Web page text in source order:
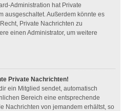
Administration hat Private
ausgeschaltet. Außerdem könnte es
Private Nachrichten zu
einen Administrator, um weitere
Private Nachrichten!
ein Mitglied sendet, automatisch
Bereich eine entsprechende
Nachrichten von jemandem erhältst, so